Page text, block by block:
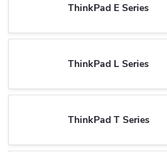
ThinkPad E Series
ThinkPad L Series
ThinkPad T Series